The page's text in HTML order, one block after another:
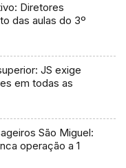
Diretores
das aulas do 3º
JS exige
em todas as
São Miguel:
operação a 1